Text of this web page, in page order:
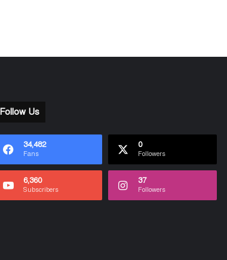
Follow Us
34,482
Fans
0
Followers
6,360
Subscribers
37
Followers